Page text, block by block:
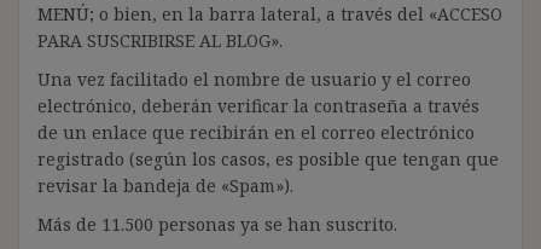
MENÚ; o bien, en la barra lateral, a través del «ACCESO
PARA SUSCRIBIRSE AL BLOG».
Una vez facilitado el nombre de usuario y el correo
electrónico, deberán verificar la contraseña a través
de un enlace que recibirán en el correo electrónico
registrado (según los casos, es posible que tengan que
revisar la bandeja de «Spam»).
Más de 11.500 personas ya se han suscrito.